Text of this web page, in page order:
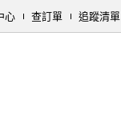
心 查訂單 追蹤清單